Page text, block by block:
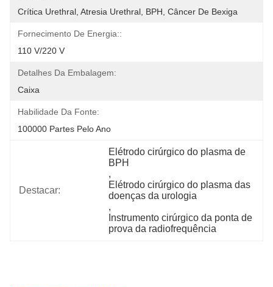
Crítica Urethral, Atresia Urethral, BPH, Câncer De Bexiga
Fornecimento De Energia::
110 V/220 V
Detalhes Da Embalagem:
Caixa
Habilidade Da Fonte:
100000 Partes Pelo Ano
Destacar:
Elétrodo cirúrgico do plasma de
BPH
,
Elétrodo cirúrgico do plasma das
doenças da urologia
,
Instrumento cirúrgico da ponta de
prova da radiofrequência